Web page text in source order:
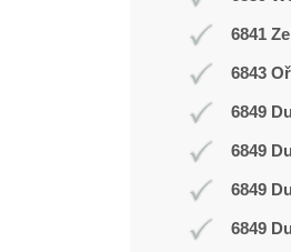
6841
6843
6849
6849
6849
6849